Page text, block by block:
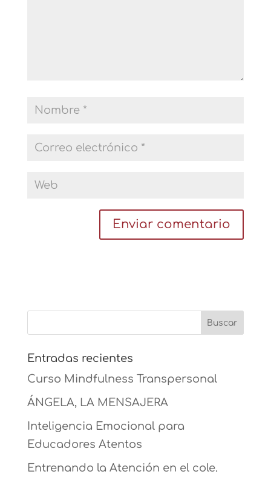
Entradas recientes
Curso Mindfulness Transpersonal
ÁNGELA, LA MENSAJERA
Inteligencia Emocional para
Educadores Atentos
Entrenando la Atención en el cole.